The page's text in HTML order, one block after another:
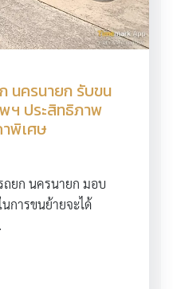
นครนายก รับขน
ฯ ประสิทธิภาพ
พิเศษ
ถยก นครนายก มอบ
การขนย้ายจะได้